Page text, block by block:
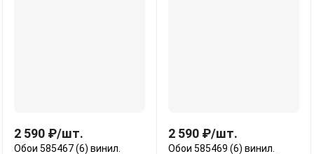
2 590 ₽/шт.
Обои 585467 (6) винил.
2 590 ₽/шт.
Обои 585469 (6) винил.